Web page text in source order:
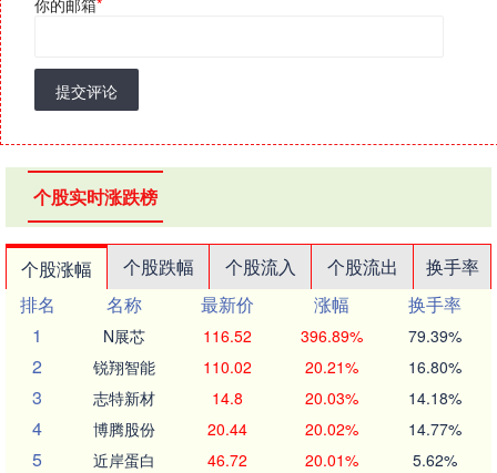
提交评论
个股实时涨跌榜
个股涨幅 个股跌幅 个股流入 个股流出
换手率
排名
名称 最新价 涨幅
换手率
1
N展芯 116.52 396.89% 79.39%
2 锐翔智能 110.02 20.21% 16.80%
3 志特新材 14.8 20.03% 14.18%
4 博腾股份 20.44 20.02% 14.77%
5 近岸蛋白 46.72 20.01% 5.62%